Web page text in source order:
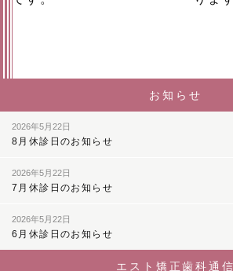
お知らせ
2026年5月22日
8月休診日のお知らせ
2026年5月22日
7月休診日のお知らせ
2026年5月22日
6月休診日のお知らせ
エスト矯正歯科通信